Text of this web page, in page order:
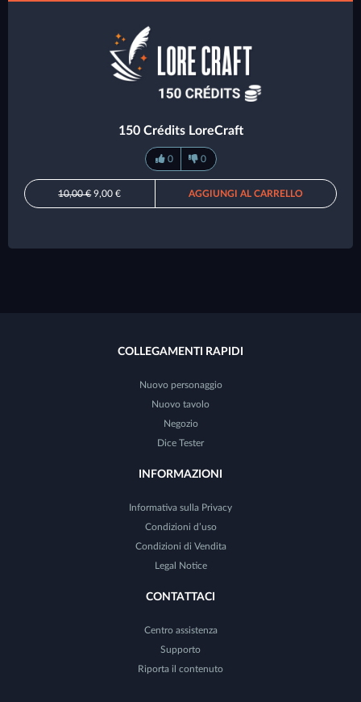
150 Crédits LoreCraft
0 0
10,00 €9,00 € AGGIUNGI AL CARRELLO
COLLEGAMENTI RAPIDI
Nuovo personaggio
Nuovo tavolo
Negozio
Dice Tester
INFORMAZIONI
Informativa sulla Privacy
Condizioni d’uso
Condizioni di Vendita
Legal Notice
CONTATTACI
Centro assistenza
Supporto
Riporta il contenuto